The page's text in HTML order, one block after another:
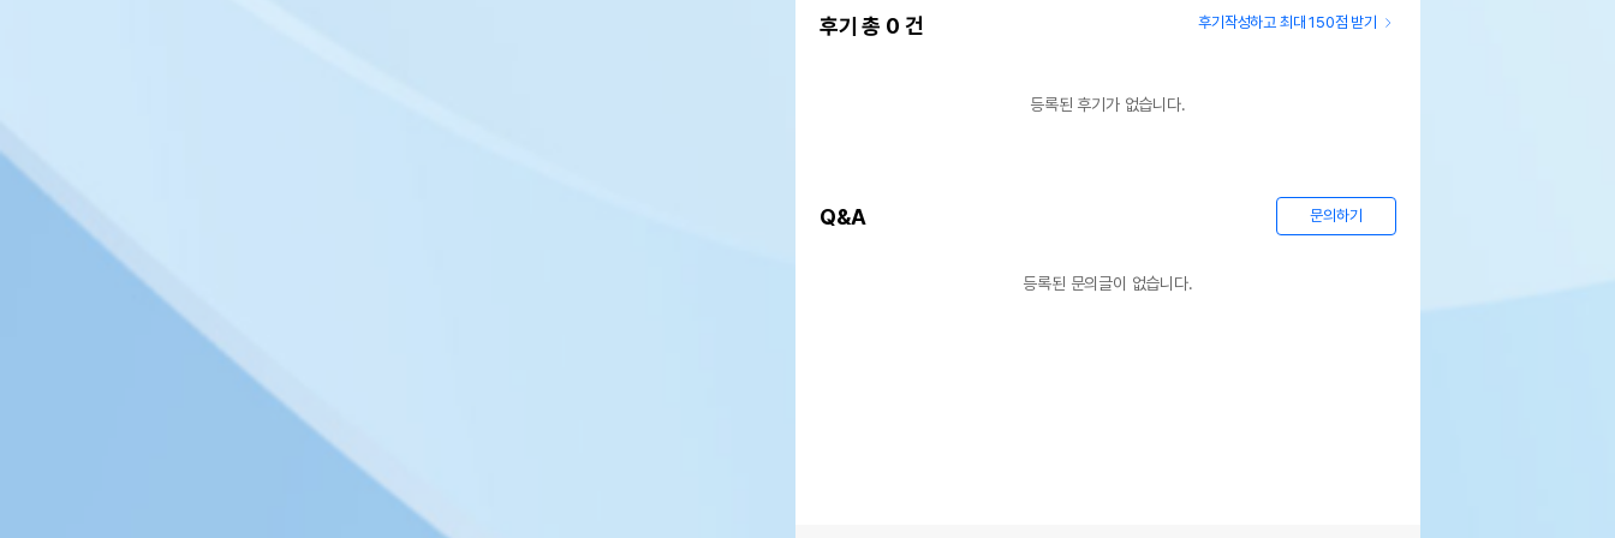
후기 총 0 건 후기작성하고 최대 150점 받기
등록된 후기가 없습니다.
Q&A 문의하기
등록된 문의글이 없습니다.